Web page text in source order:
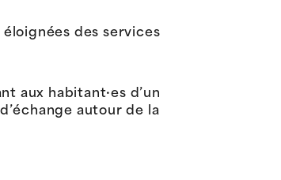
des services
aux habitant·es d’un
autour de la